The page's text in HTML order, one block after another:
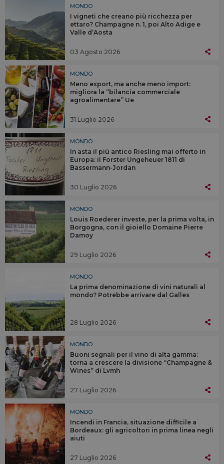
MONDO
I vigneti che creano più ricchezza per
ettaro? Champagne n. 1, poi Alto Adige e
Valle d’Aosta
03 Agosto 2026
MONDO
Meno export, ma anche meno import:
migliora la “bilancia commerciale
agroalimentare” Ue
31 Luglio 2026
MONDO
In asta il più antico Riesling mai offerto in
Europa: il Forster Ungeheuer 1811 di
Bassermann-Jordan
30 Luglio 2026
MONDO
Louis Roederer investe, per la prima volta, in
Borgogna, con il gioiello Domaine Pierre
Damoy
29 Luglio 2026
MONDO
La prima denominazione di vini naturali al
mondo? Potrebbe arrivare dal Galles
28 Luglio 2026
MONDO
Buoni segnali per il vino di alta gamma:
torna a crescere la divisione “Champagne &
Wines” di Lvmh
27 Luglio 2026
MONDO
Incendi in Francia, situazione difficile a
Bordeaux: gli agricoltori in prima linea negli
aiuti
27 Luglio 2026